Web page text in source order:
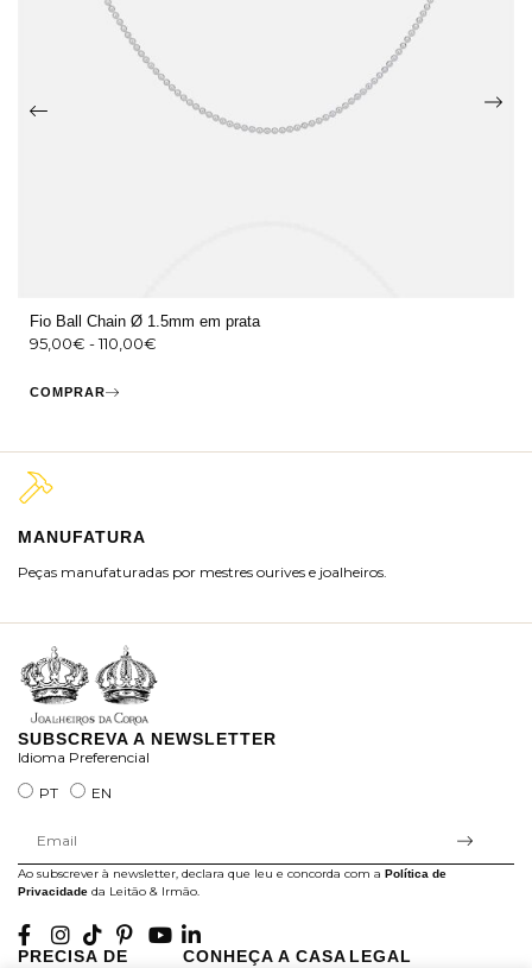
Fio Ball Chain Ø 1.5mm em prata
95,00€ -110,00€
COMPRAR
MANUFATURA
Peças manufaturadas por mestres ourives e joalheiros.
SUBSCREVA A NEWSLETTER
Idioma Preferencial
PT
EN
Ao subscrever à newsletter, declara que leu e concorda com a Política de
Privacidade da Leitão & Irmão.
PRECISA DE CONHEÇA A CASA LEGAL